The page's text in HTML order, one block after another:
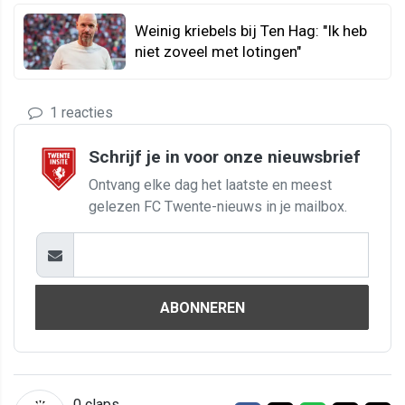
Weinig kriebels bij Ten Hag: "Ik heb
niet zoveel met lotingen"
1 reacties
Schrijf je in voor onze nieuwsbrief
Ontvang elke dag het laatste en meest
gelezen FC Twente-nieuws in je mailbox.
ABONNEREN